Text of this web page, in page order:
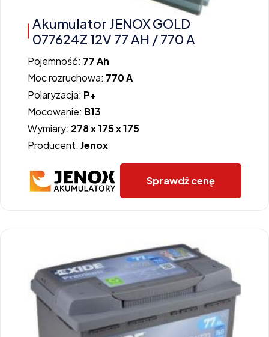
Akumulator JENOX GOLD
077624Z 12V 77 AH / 770 A
Pojemność: 77 Ah
Moc rozruchowa: 770 A
Polaryzacja: P+
Mocowanie: B13
Wymiary: 278 x 175 x 175
Producent: Jenox
Sprawdź cenę